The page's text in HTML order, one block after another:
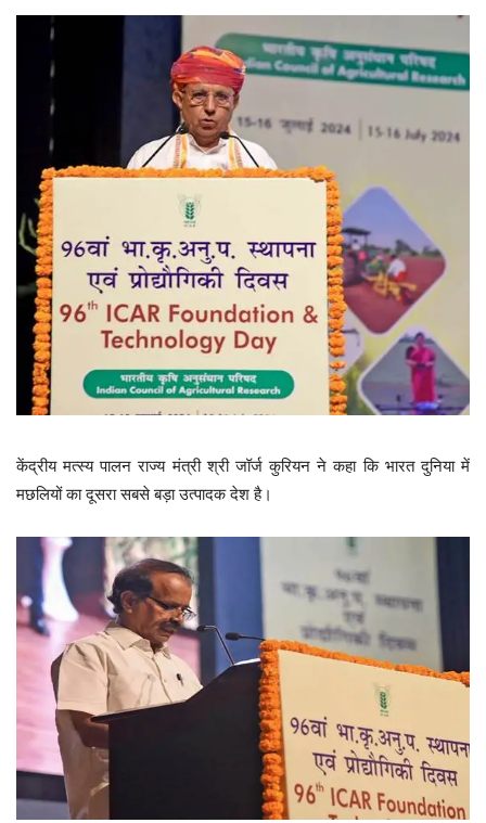
केंद्रीय मत्स्य पालन राज्य मंत्री श्री जॉर्ज कुरियन ने कहा कि भारत दुनिया में
मछलियों का दूसरा सबसे बड़ा उत्पादक देश है।